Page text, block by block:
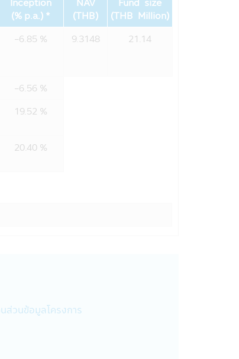
ของนโยบายความเป็นส่วน
ของท่าน
ษัทในกลุ่ม
ละเมิดอื่นๆ ต่อนโยบายและ
ทรัพย์และตลาดหลักทรัพย์
มูลส่วนบุคคลกับสถาบันการ
งท่านในกรณีที่ต้องการโอน
ผลิตภัณฑ์ที่เกี่ยวข้องกับบริษัท
(% p.a.) *
(THB)
(THB Million)
-6.85 % 9.3148 21.14
-6.56 %
19.52 %
20.40 %
ส่วนข้อมูลโครงการ